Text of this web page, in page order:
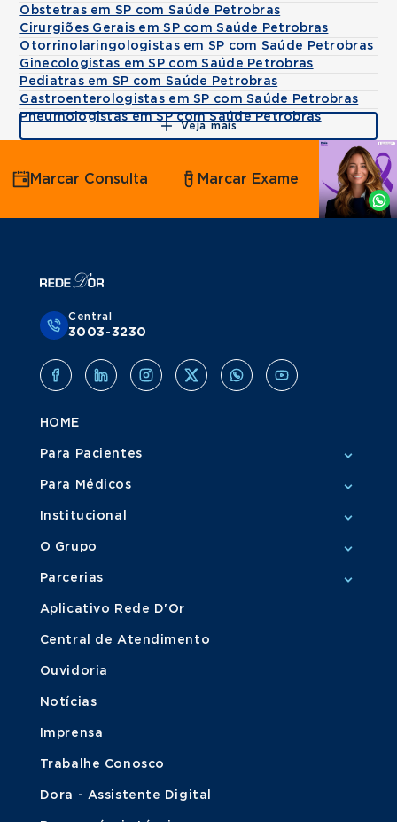
Obstetras em SP com Saúde Petrobras
Cirurgiões Gerais em SP com Saúde Petrobras
Otorrinolaringologistas em SP com Saúde Petrobras
Ginecologistas em SP com Saúde Petrobras
Pediatras em SP com Saúde Petrobras
Gastroenterologistas em SP com Saúde Petrobras
Pneumologistas em SP com Saúde Petrobras
Veja mais
Agende
por
Whatsapp
Marcar Consulta Marcar Exame
Central
3003-3230
HOME
Para Pacientes
Para Médicos
Institucional
O Grupo
Parcerias
Aplicativo Rede D'Or
Central de Atendimento
Ouvidoria
Notícias
Imprensa
Trabalhe Conosco
Dora - Assistente Digital